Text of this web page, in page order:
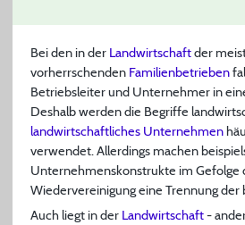
Bei den in der Landwirtschaftder
vorherrschenden Familienbetrieben
Betriebsleiter und Unternehmer in
Deshalb werden die Begriffe
landwirtschaftliches Unternehmen
verwendet. Allerdings machen
Unternehmenskonstrukte im Gefolge
Wiedervereinigung eine Trennung der
Auch liegt in der Landwirtschaft-